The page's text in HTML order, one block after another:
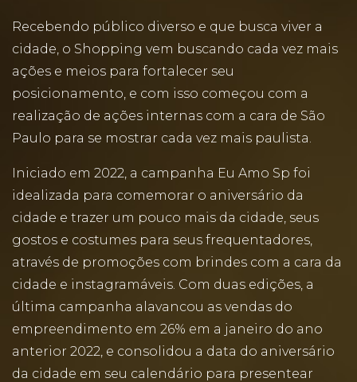
Recebendo público diverso e que busca viver a
cidade, o Shopping vem buscando cada vez mais
ações e meios para fortalecer seu
posicionamento, e com isso começou com a
realização de ações internas com a cara de São
Paulo para se mostrar cada vez mais paulista.
Iniciado em 2022, a campanha Eu Amo Sp foi
idealizada para comemorar o aniversário da
cidade e trazer um pouco mais da cidade, seus
gostos e costumes para seus frequentadores,
através de promoções com brindes com a cara da
cidade e instagramáveis. Com duas edições, a
última campanha alavancou as vendas do
empreendimento em 26% em a janeiro do ano
anterior 2022, e consolidou a data do aniversário
da cidade em seu calendário para presentear